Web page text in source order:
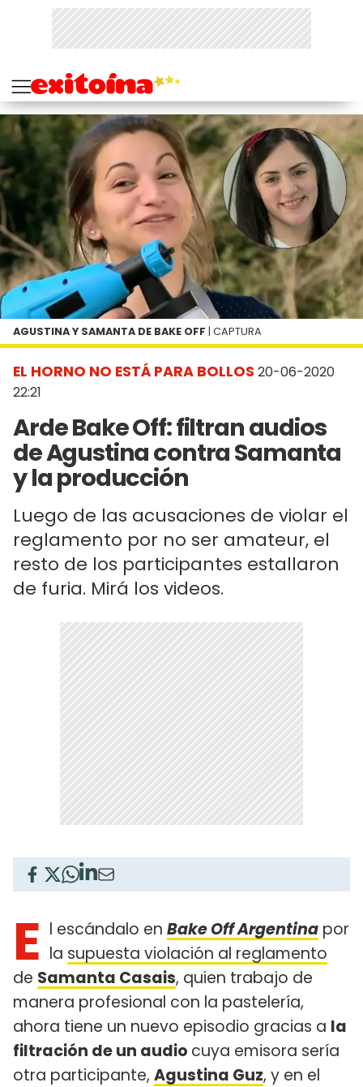
EL HORNO NO ESTÁ PARA BOLLOS 20-06-2020
22:21
Arde Bake Off: filtran audios
de Agustina contra Samanta
y la producción
Luego de las acusaciones de violar el
reglamento por no ser amateur, el
resto de los participantes estallaron
de furia. Mirá los videos.
AGUSTINA Y SAMANTA DE BAKE OFF | CAPTURA
E l escándalo en Bake Off Argentina por
la supuesta violación al reglamento
de Samanta Casais, quien trabajo de
manera profesional con la pastelería,
ahora tiene un nuevo episodio gracias a la
filtración de un audio cuya emisora sería
otra participante, Agustina Guz, y en el